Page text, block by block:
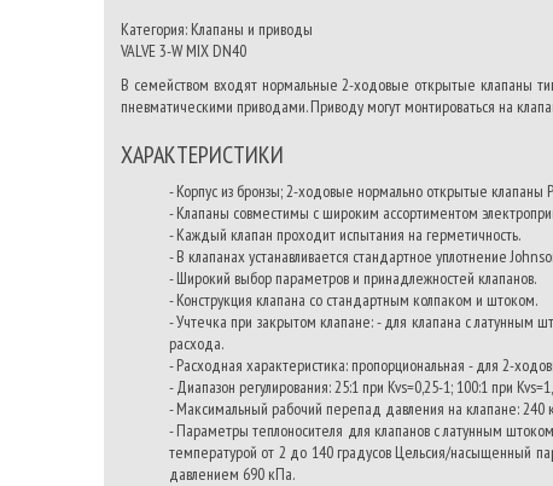
Категория: Клапаны и приводы
VALVE 3-W MIX DN40
В семейством входят нормальные 2-ходовые открытые клапаны
пневматическими приводами. Приводу могут монтироваться на
ХАРАКТЕРИСТИКИ
- Корпус из бронзы; 2-ходовые нормально открытые клапаны
- Клапаны совместимы с широким ассортиментом
- Каждый клапан проходит испытания на герметичность.
- В клапанах устанавливается стандартное уплотнение
- Широкий выбор параметров и принадлежностей клапанов.
- Конструкция клапана со стандартным колпаком и штоком.
- Учтечка при закрытом клапане: - для клапана с латунным
расхода.
- Расходная характеристика: пропорциональная - для 2-
- Диапазон регулирования: 25:1 при Kvs=0,25-1; 100:1 при
- Максимальный рабочий перепад давления на клапане: 240
- Параметры теплоносителя для клапанов с латунным
температурой от 2 до 140 градусов Цельсия/насыщенный
давлением 690 кПа.